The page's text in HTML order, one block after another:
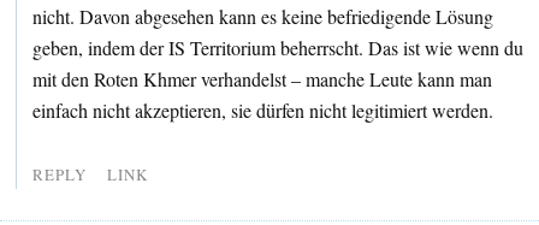
nicht. Davon abgesehen kann es keine befriedigende Lösung
geben, indem der IS Territorium beherrscht. Das ist wie wenn du
mit den Roten Khmer verhandelst – manche Leute kann man
einfach nicht akzeptieren, sie dürfen nicht legitimiert werden.
REPLY LINK